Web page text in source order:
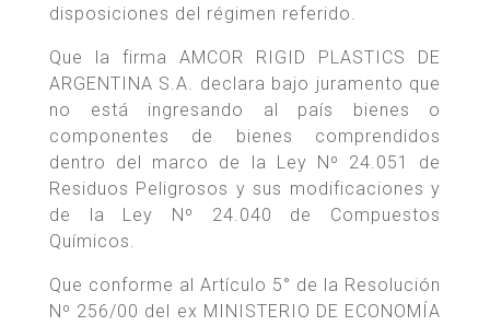
disposiciones del régimen referido.
Que la firma AMCOR RIGID PLASTICS DE
ARGENTINA S.A. declara bajo juramento que
no está ingresando al país bienes o
componentes de bienes comprendidos
dentro del marco de la Ley Nº 24.051 de
Residuos Peligrosos y sus modificaciones y
de la Ley Nº 24.040 de Compuestos
Químicos.
Que conforme al Artículo 5° de la Resolución
Nº 256/00 del ex MINISTERIO DE ECONOMÍA